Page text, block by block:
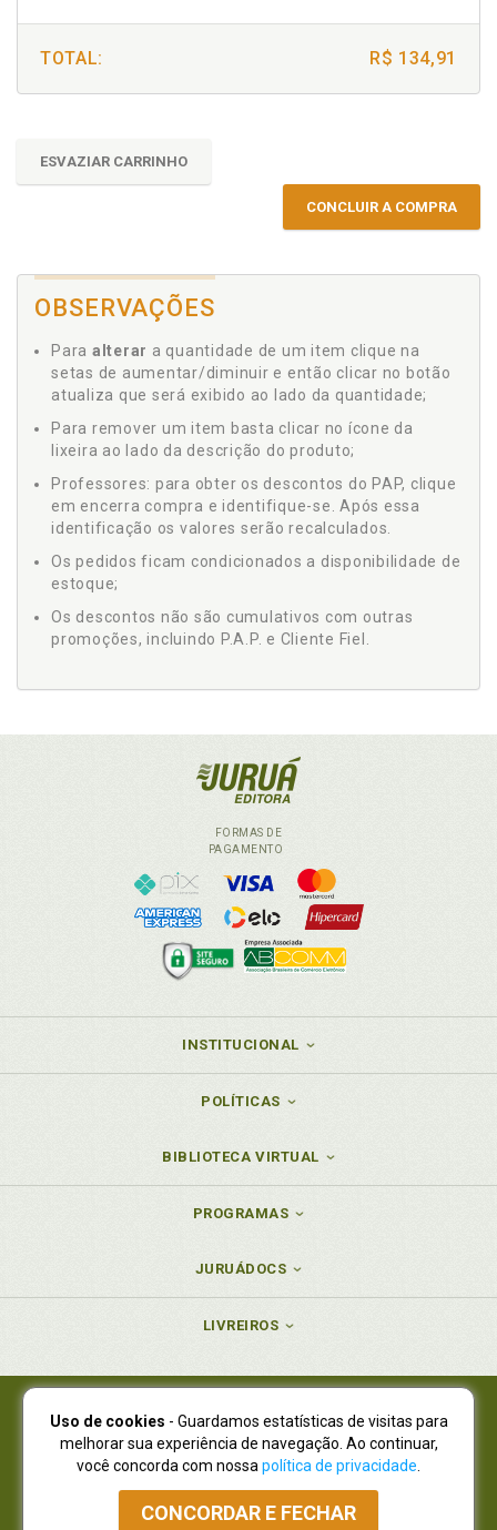
TOTAL: R$ 134,91
ESVAZIAR CARRINHO
CONCLUIR A COMPRA
OBSERVAÇÕES
Para alterar a quantidade de um item clique na
setas de aumentar/diminuir e então clicar no botão
atualiza que será exibido ao lado da quantidade;
Para remover um item basta clicar no ícone da
lixeira ao lado da descrição do produto;
Professores: para obter os descontos do PAP, clique
em encerra compra e identifique-se. Após essa
identificação os valores serão recalculados.
Os pedidos ficam condicionados a disponibilidade de
estoque;
Os descontos não são cumulativos com outras
promoções, incluindo P.A.P. e Cliente Fiel.
FORMAS DE
PAGAMENTO
INSTITUCIONAL
POLÍTICAS
BIBLIOTECA VIRTUAL
PROGRAMAS
JURUÁDOCS
LIVREIROS
Juruá Editora Ltda., CNPJ 77.535.508/0001-19
Juruá Informática Ltda., CNPJ 01.701.561/0001-80
NOVO ENDEREÇO:R. Flávio Dallegrave, 7665, São Lourenço |
Curitiba - Paraná - CEP 82210-310
Atendimento: (41) 4009-3900|Vendas Atacado: (41) 4009-3939
Uso de cookies - Guardamos estatísticas de visitas para
melhorar sua experiência de navegação. Ao continuar,
você concorda com nossa política de privacidade
CONCORDAR E FECHAR